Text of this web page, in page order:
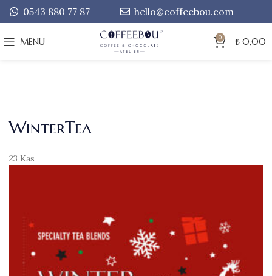
0543 880 77 87 hello@coffeebou.com
MENU 0 ₺ 0,00
WinterTea
23 Kas